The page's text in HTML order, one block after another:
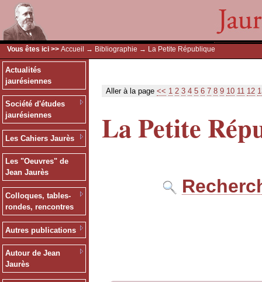
Vous êtes ici >> Accueil → Bibliographie → La Petite République
Actualités
jaurésiennes
Société d'études
jaurésiennes
Les Cahiers Jaurès
Les "Oeuvres" de
Jean Jaurès
Colloques, tables-
rondes, rencontres
Autres publications
Autour de Jean
Jaurès
Aller à la page << 1 2 3 4 5 6 7 8 9 10 11 12
La Petite